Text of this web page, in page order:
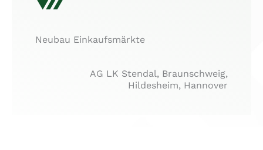
Neubau Einkaufsmärkte
AG LK Stendal, Braunschweig,
Hildesheim, Hannover